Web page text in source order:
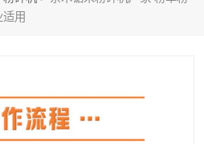
用
冷却机